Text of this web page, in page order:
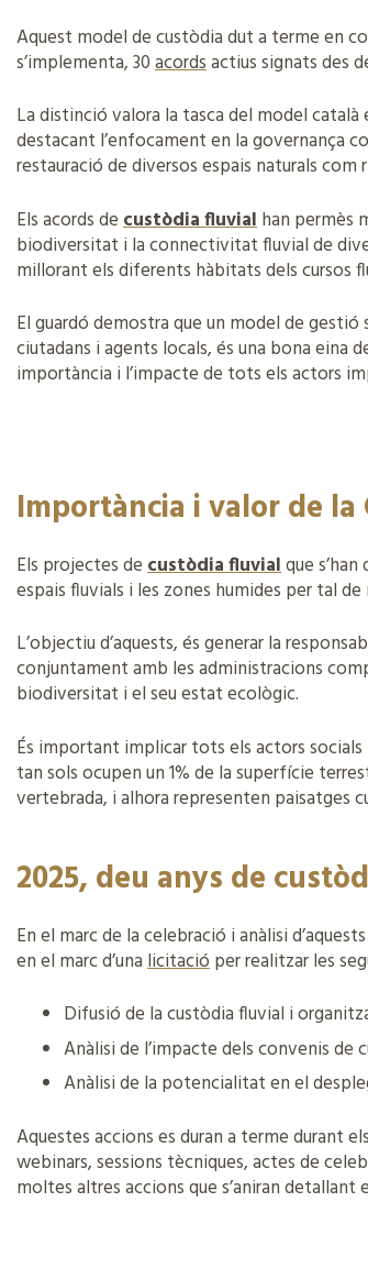
Aquest model de custòdia dut a terme en
s’implementa, 30acordsactius signats des
La distinció valora la tasca del model català
destacant l’enfocament en la governança
restauració de diversos espais naturals com
Els acords decustòdia fluvialhan permès
biodiversitat i la connectivitat fluvial de
millorant els diferents hàbitats dels cursos
El guardó demostra que un model de
ciutadans i agents locals, és una bona eina
importància i l’impacte de tots els actors
Importància i valor de
Els projectes decustòdia fluvialque
espais fluvials i les zones humides per tal
L’objectiu d’aquests, és generar la
conjuntament amb les administracions
biodiversitat i el seu estat ecològic.
És important implicar tots els actors
tan sols ocupen un 1% de la superfície
vertebrada, i alhora representen paisatges
2025, deu anys de
En el marc de la celebració i anàlisi
en el marc d’unalicitacióper realitzar les
Difusió de la custòdia fluvial i
Anàlisi de l’impacte dels convenis de
Anàlisi de la potencialitat en el
Aquestes accions es duran a terme durant
webinars, sessions tècniques, actes de
moltes altres accions que s’aniran detallant